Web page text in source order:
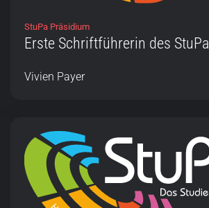
StuPa Präsidium
Erste Schriftführerin des StuPa
Vivien Payer